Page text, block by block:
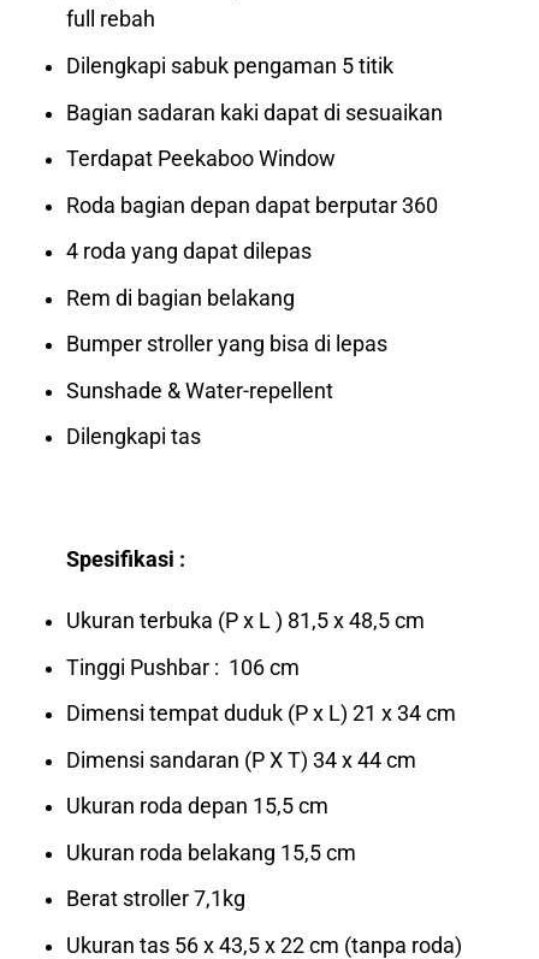
full rebah
Dilengkapi sabuk pengaman 5 titik
Bagian sadaran kaki dapat di sesuaikan
Terdapat Peekaboo Window
Roda bagian depan dapat berputar 360
4 roda yang dapat dilepas
Rem di bagian belakang
Bumper stroller yang bisa di lepas
Sunshade & Water-repellent
Dilengkapi tas
Spesifikasi :
Ukuran terbuka (P x L ) 81,5 x 48,5 cm
Tinggi Pushbar : 106 cm
Dimensi tempat duduk (P x L) 21 x 34 cm
Dimensi sandaran (P X T) 34 x 44 cm
Ukuran roda depan 15,5 cm
Ukuran roda belakang 15,5 cm
Berat stroller 7,1kg
Ukuran tas 56 x 43,5 x 22 cm (tanpa roda)